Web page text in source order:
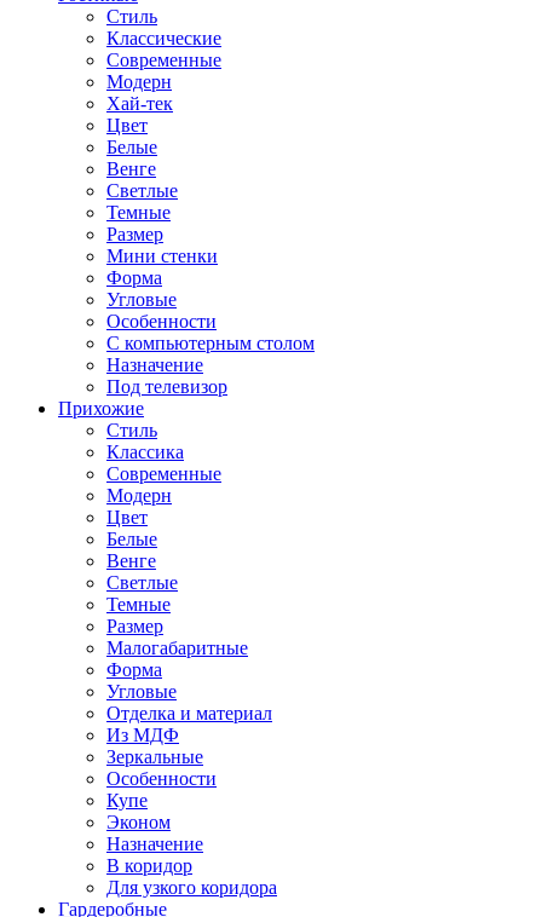
Стиль
Классические
Современные
Модерн
Хай-тек
Цвет
Белые
Венге
Светлые
Темные
Размер
Мини стенки
Форма
Угловые
Особенности
С компьютерным столом
Назначение
Под телевизор
Прихожие
Стиль
Классика
Современные
Модерн
Цвет
Белые
Венге
Светлые
Темные
Размер
Малогабаритные
Форма
Угловые
Отделка и материал
Из МДФ
Зеркальные
Особенности
Купе
Эконом
Назначение
В коридор
Для узкого коридора
Гардеробные